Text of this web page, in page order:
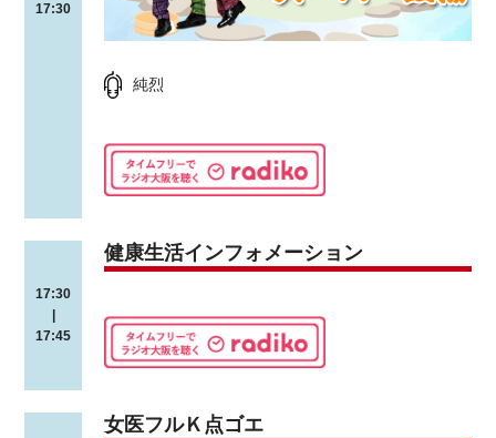
17:30
純烈
17:30
17:45
健康生活インフォメーション
女医フルＫ点ゴエ